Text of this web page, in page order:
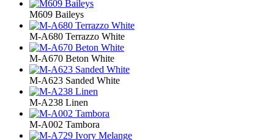
M609 Baileys
M-A680 Terrazzo White
M-A670 Beton White
M-A623 Sanded White
M-A238 Linen
M-A002 Tambora